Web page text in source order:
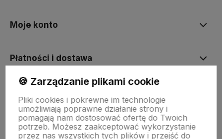
Moje konto
Płatności i dostawa
O nas
🍪 Zarządzanie plikami cookie
Pliki cookies i pokrewne im technologie
umożliwiają poprawne działanie strony i
pomagają nam dostosować ofertę do Twoich
potrzeb. Możesz zaakceptować wykorzystanie
przez nas wszystkich tych plików i przejść do